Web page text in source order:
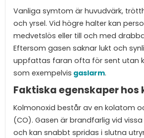
Vanliga symtom är huvudvärk,
och yrsel. Vid högre halter kan
medvetslös eller till och med
Eftersom gasen saknar lukt och
uppfattas faran ofta för sent utan
som exempelvis gaslarm.
Faktiska egenskaper hos
Kolmonoxid består av en kolatom
(CO). Gasen är brandfarlig vid
och kan snabbt spridas i slutna